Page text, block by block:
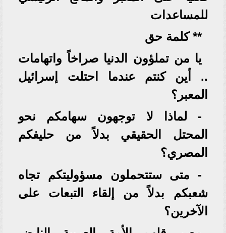
للمساعدات
** كلمة حق
يا من تملؤون الدنيا صراخاً واتهامات
.. أين كنتم عندما احتلت إسرائيل
المعبر؟
- لماذا لا توجهون سهامكم نحو
المحتل الحقيقي بدلاً من حليفكم
المصري؟
- متى ستتحملون مسؤوليتكم تجاه
شعبكم بدلاً من إلقاء التبعات على
الآخرين؟